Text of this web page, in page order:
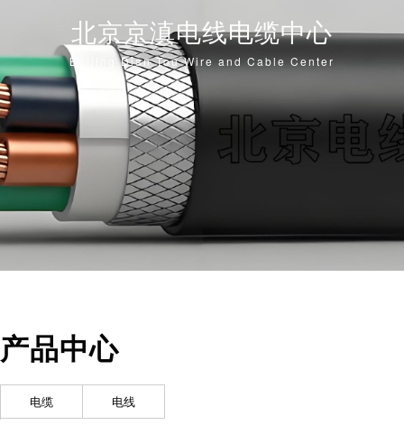
北京京滇电线电缆中心
Beijing Dian Tou Wire and Cable Center
产品中心
电缆 电线